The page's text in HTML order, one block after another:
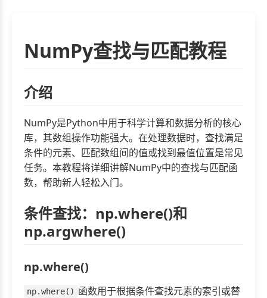
NumPy查找与匹配教程
介绍
NumPy是Python中用于科学计算和数据分析的核心
库，其数组操作功能强大。在处理数据时，查找满足
条件的元素、匹配数组间的值或找到最值位置是常见
任务。本教程将详细讲解NumPy中的查找与匹配函
数，帮助新人轻松入门。
条件查找：np.where()和
np.argwhere()
np.where()
np.where() 函数用于根据条件查找元素的索引或替